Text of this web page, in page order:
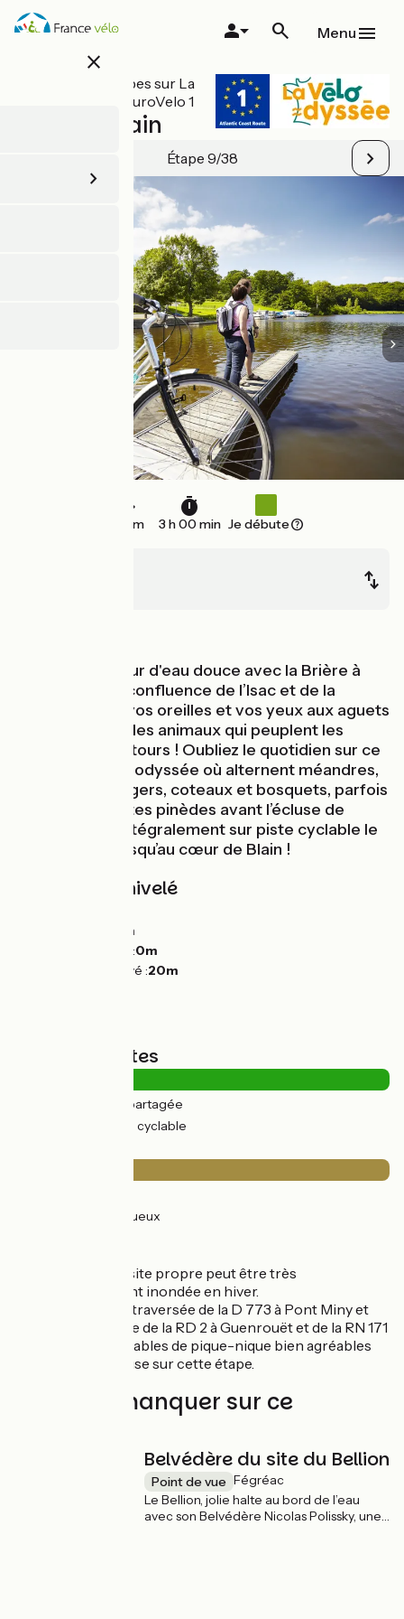
Aller
au
close
Menu
Toutes les étapes sur La
Vélodyssée / EuroVelo 1
Redon / Blain
Étape 9/38
45 km 3 h 00 min Je débute
Une étape à fleur d'eau douce avec la Brière à
proximité et la confluence de l’Isac et de la
Vilaine... Tenez vos oreilles et vos yeux aux aguets
pour distinguer les animaux qui peuplent les
marais aux alentours ! Oubliez le quotidien sur ce
"bout" de La Vélodyssée où alternent méandres,
paysages bocagers, coteaux et bosquets, parfois
même des petites pinèdes avant l’écluse de
Barel. Le tout intégralement sur piste cyclable le
long du canal jusqu’au cœur de Blain !
Pentes et dénivelé
20m
Point le plus bas :0m
Point le plus élevé :20m
Types de routes
(3%) Route partagée
(97%) Voie cyclable
(97%) Rugueux
Cette section en site propre peut être très
occasionnellement inondée en hiver.
Prudence pour la traversée de la D 773 à Pont Miny et
lors de la traversée de la RD 2 à Guenrouët et de la RN 171
à Blain. Quelques tables de pique-nique bien agréables
pour faire une pause sur cette étape.
À ne pas manquer sur ce
Belvédère du site du Bellion
Point de vue Fégréac
Le Bellion, jolie halte au bord de l’eau
avec son Belvédère Nicolas Polissky, une